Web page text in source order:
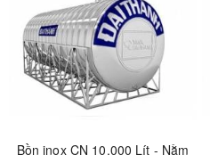
Bồn inox CN 10.000 Lít - Nằm